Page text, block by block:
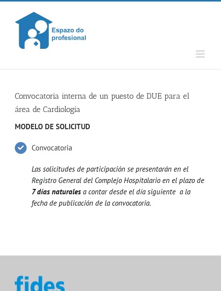
Skip
content
Convocatoria interna de un puesto de DUE para el
área de Cardiología
MODELO DE SOLICITUD
Convocatoria
Las solicitudes de participación se presentarán en el
Registro General del Complejo Hospitalario en el plazo de
7 días naturalesa contar desde el día siguiente a la
fecha de publicación de la convocatoria.